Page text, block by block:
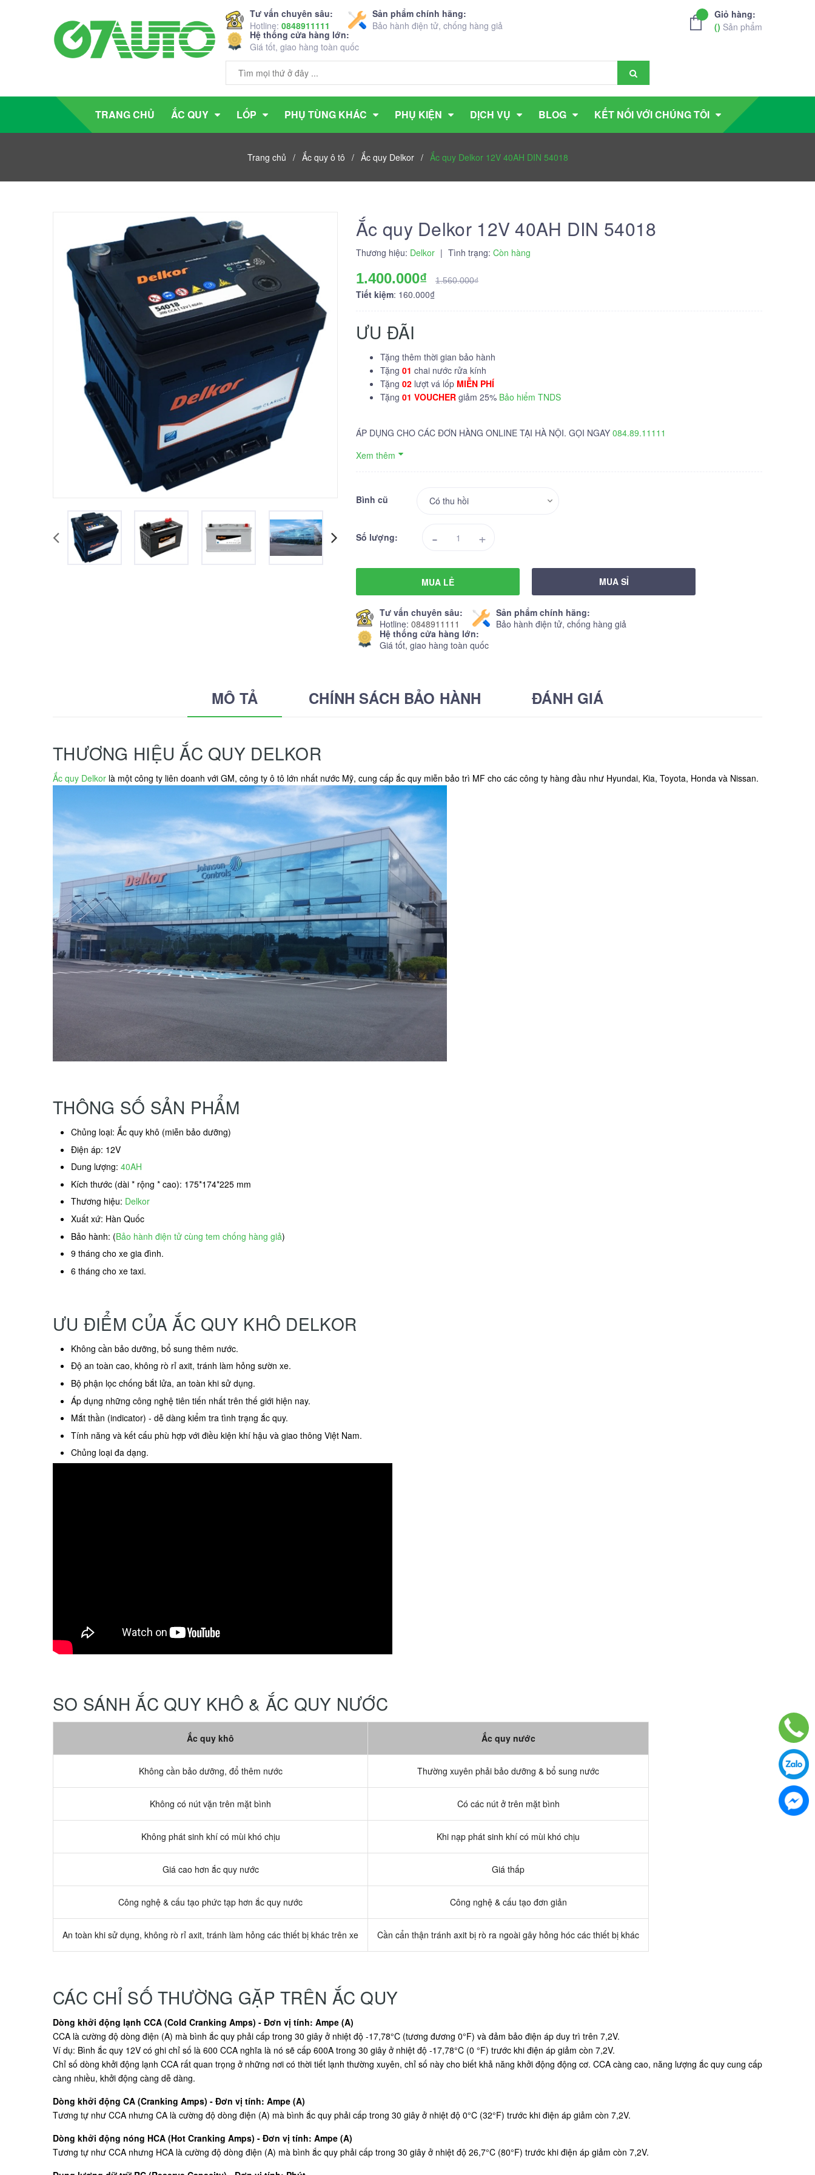
Tư vấn chuyên sâu:
Hotline: 0848911111
Sản phẩm chính hãng:
Bảo hành điện tử, chống hàng giả
Hệ thống cửa hàng lớn:
Giá tốt, giao hàng toàn quốc
Giỏ hàng:
() Sản phẩm
TRANG CHỦ ẮC QUY LỐP PHỤ TÙNG KHÁC PHỤ KIỆN DỊCH VỤ BLOG KẾT NỐI VỚI CHÚNG TÔI
Trang chủ / Ắc quy ô tô / Ắc quy Delkor / Ắc quy Delkor 12V 40AH DIN 54018
Ắc quy Delkor 12V 40AH DIN 54018
Thương hiệu: Delkor | Tình trạng: Còn hàng
1.400.000₫ 1.560.000₫
Tiết kiệm: 160.000₫
ƯU ĐÃI
Tặng thêm thời gian bảo hành
Tặng 01 chai nước rửa kính
Tặng 02 lượt vá lốp MIỄN PHÍ
Tặng 01 VOUCHER giảm 25% Bảo hiểm TNDS
ÁP DỤNG CHO CÁC ĐƠN HÀNG ONLINE TẠI HÀ NỘI. GỌI NGAY 084.89.11111
Xem thêm
Bình cũ
Số lượng: - +
MUA LẺ MUA SỈ
Tư vấn chuyên sâu:
Hotline: 0848911111
Sản phẩm chính hãng:
Bảo hành điện tử, chống hàng giả
Hệ thống cửa hàng lớn:
Giá tốt, giao hàng toàn quốc
MÔ TẢ CHÍNH SÁCH BẢO HÀNH ĐÁNH GIÁ
THƯƠNG HIỆU ẮC QUY DELKOR
Ắc quy Delkor là một công ty liên doanh với GM, công ty ô tô lớn nhất nước Mỹ, cung cấp ắc quy miễn bảo trì MF cho các công ty hàng đầu như Hyundai, Kia, Toyota, Honda và Nissan.
THÔNG SỐ SẢN PHẨM
Chủng loại: Ắc quy khô (miễn bảo dưỡng)
Điện áp: 12V
Dung lượng: 40AH
Kích thước (dài * rộng * cao): 175*174*225 mm
Thương hiệu: Delkor
Xuất xứ: Hàn Quốc
Bảo hành: (Bảo hành điện tử cùng tem chống hàng giả)
9 tháng cho xe gia đình.
6 tháng cho xe taxi.
ƯU ĐIỂM CỦA ẮC QUY KHÔ DELKOR
Không cần bảo dưỡng, bổ sung thêm nước.
Độ an toàn cao, không rò rỉ axit, tránh làm hỏng sườn xe.
Bộ phận lọc chống bắt lửa, an toàn khi sử dụng.
Áp dụng những công nghệ tiên tiến nhất trên thế giới hiện nay.
Mắt thần (indicator) - dễ dàng kiểm tra tình trạng ắc quy.
Tính năng và kết cấu phù hợp với điều kiện khí hậu và giao thông Việt Nam.
Chủng loại đa dạng.
SO SÁNH ẮC QUY KHÔ & ẮC QUY NƯỚC
Ắc quy khô Ắc quy nước
Không cần bảo dưỡng, đổ thêm nước Thường xuyên phải bảo dưỡng & bổ sung nước
Không có nút vặn trên mặt bình Có các nút ở trên mặt bình
Không phát sinh khí có mùi khó chịu Khi nạp phát sinh khí có mùi khó chịu
Giá cao hơn ắc quy nước Giá thấp
Công nghệ & cấu tạo phức tạp hơn ắc quy nước Công nghệ & cấu tạo đơn giản
An toàn khi sử dụng, không rò rỉ axit, tránh làm hỏng các thiết bị khác trên xe Cần cẩn thận tránh axit bị rò ra ngoài gây hỏng hóc các thiết bị khác
CÁC CHỈ SỐ THƯỜNG GẶP TRÊN ẮC QUY
Dòng khởi động lạnh CCA (Cold Cranking Amps) - Đơn vị tính: Ampe (A)
CCA là cường độ dòng điện (A) mà bình ắc quy phải cấp trong 30 giây ở nhiệt độ -17,78°C (tương đương 0°F) và đảm bảo điện áp duy trì trên 7,2V.
Ví dụ: Bình ắc quy 12V có ghi chỉ số là 600 CCA nghĩa là nó sẽ cấp 600A trong 30 giây ở nhiệt độ -17,78°C (0 °F) trước khi điện áp giảm còn 7,2V.
Chỉ số dòng khởi động lạnh CCA rất quan trọng ở những nơi có thời tiết lạnh thường xuyên, chỉ số này cho biết khả năng khởi động động cơ. CCA càng cao, năng lượng ắc quy cung cấp
càng nhiều, khởi động càng dễ dàng.
Dòng khởi động CA (Cranking Amps) - Đơn vị tính: Ampe (A)
Tương tự như CCA nhưng CA là cường độ dòng điện (A) mà bình ắc quy phải cấp trong 30 giây ở nhiệt độ 0°C (32°F) trước khi điện áp giảm còn 7,2V.
Dòng khởi động nóng HCA (Hot Cranking Amps) - Đơn vị tính: Ampe (A)
Tương tự như CCA nhưng HCA là cường độ dòng điện (A) mà bình ắc quy phải cấp trong 30 giây ở nhiệt độ 26,7°C (80°F) trước khi điện áp giảm còn 7,2V.